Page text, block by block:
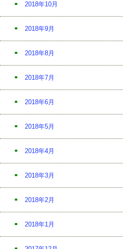
2018年10月
2018年9月
2018年8月
2018年7月
2018年6月
2018年5月
2018年4月
2018年3月
2018年2月
2018年1月